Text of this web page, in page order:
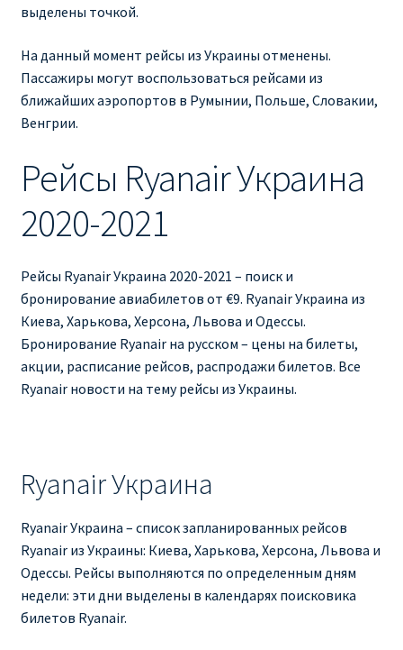
Ryanair изменения
Ryanair изменить дату
Ryanair изменить фамилию
Ryanair Испания
RYANAIR ИТАЛИЯ
Ryanair направления, акции
Ryanair онлайн регистрация
RYANAIR ПОДГОРИЦА, ЧЕРНОГОРИЯ
Ryanair Польша
RYANAIR ПОРТУГАЛИЯ
выделены точкой.
На данный момент рейсы из Украины отменены.
Пассажиры могут воспользоваться рейсами из
ближайших аэропортов в Румынии, Польше, Словакии,
Венгрии.
Рейсы Ryanair Украина
2020-2021
Рейсы Ryanair Украина 2020-2021 – поиск и
бронирование авиабилетов от €9. Ryanair Украина из
Киева, Харькова, Херсона, Львова и Одессы.
Бронирование Ryanair на русском – цены на билеты,
акции, расписание рейсов, распродажи билетов. Все
Ryanair новости на тему рейсы из Украины.
Ryanair Украина
Ryanair Украина – список запланированных рейсов
Ryanair из Украины: Киева, Харькова, Херсона, Львова и
Одессы. Рейсы выполняются по определенным дням
недели: эти дни выделены в календарях поисковика
билетов Ryanair.